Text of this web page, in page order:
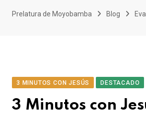
Prelatura de Moyobamba Blog
3 MINUTOS CON JESÚS DESTACADO
3 Minutos con